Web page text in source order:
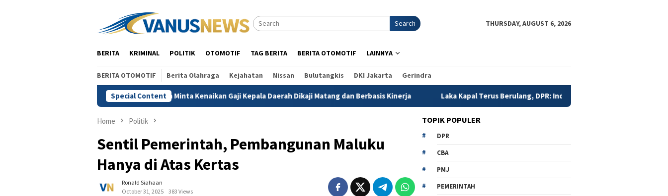
Search THURSDAY, AUGUST 6, 2026
BERITA KRIMINAL POLITIK OTOMOTIF TAG BERITA BERITA OTOMOTIF LAINNYA
BERITA OTOMOTIF Berita Olahraga Kejahatan Nissan Bulutangkis DKI Jakarta Gerindra
Special Content
Indrajaya Minta Kenaikan Gaji Kepala Daerah Dikaji Matang dan Berbasis Kinerja Laka Kapal Terus Berulang, DPR: Indikator Rapuhnya Keselamatan Pelayaran
Home Politik
Sentil Pemerintah, Pembangunan Maluku
Hanya di Atas Kertas
Ronald Siahaan
October 31, 2025
383 Views
TOPIK POPULER
DPR
CBA
PMJ
PEMERINTAH